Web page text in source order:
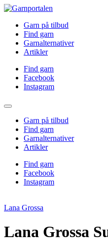
Garn på tilbud
Find garn
Garnalternativer
Artikler
Find garn
Facebook
Instagram
Garn på tilbud
Find garn
Garnalternativer
Artikler
Find garn
Facebook
Instagram
Lana Grossa
Lana Grossa